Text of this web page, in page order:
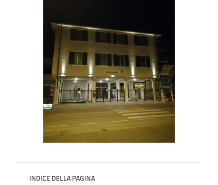
INDICE DELLA PAGINA